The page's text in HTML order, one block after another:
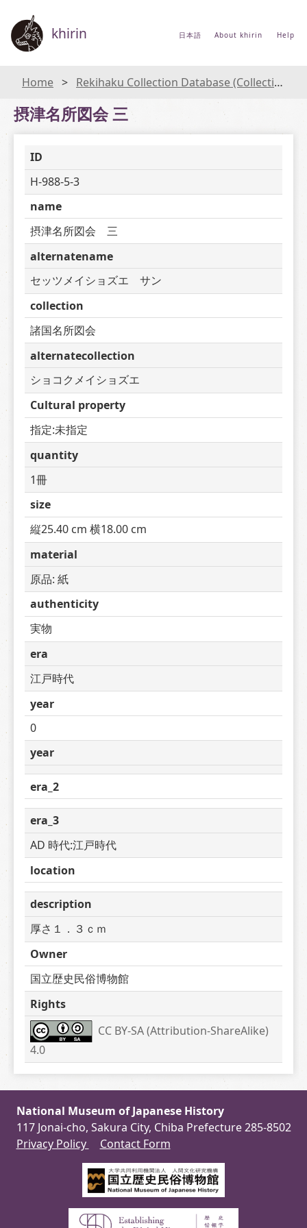
khirin 日本語 About khirin Help
Home Rekihaku Collection Database (Collections Database of the National Museum of Japanese History)
摂津名所図会 三
ID
H-988-5-3
name
摂津名所図会　三
alternatename
セッツメイショズエ　サン
collection
諸国名所図会
alternatecollection
ショコクメイショズエ
Cultural property
指定:未指定
quantity
1冊
size
縦25.40 cm 横18.00 cm
material
原品: 紙
authenticity
実物
era
江戸時代
year
0
year
era_2
era_3
AD 時代:江戸時代
location
description
厚さ１．３ｃｍ
Owner
国立歴史民俗博物館
Rights
CC BY-SA (Attribution-ShareAlike)
4.0
National Museum of Japanese History
117 Jonai-cho, Sakura City, Chiba Prefecture 285-8502
Privacy Policy
Contact Form